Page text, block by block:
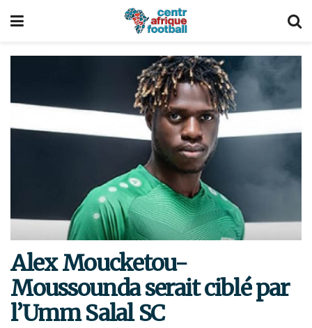
Alex Moucketou-
Moussounda serait ciblé par
l’Umm Salal SC